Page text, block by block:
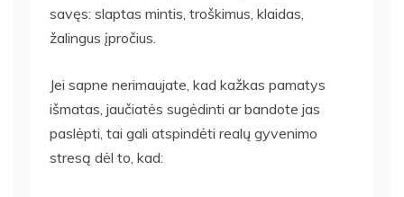
savęs: slaptas mintis, troškimus, klaidas,
žalingus įpročius.
Jei sapne nerimaujate, kad kažkas pamatys
išmatas, jaučiatės sugėdinti ar bandote jas
paslėpti, tai gali atspindėti realų gyvenimo
stresą dėl to, kad: